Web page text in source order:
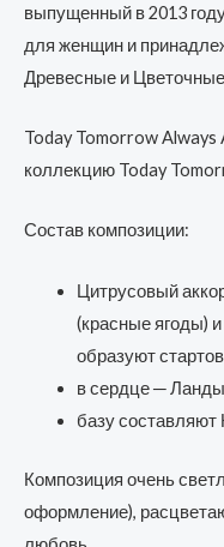
выпущенный в 2013
для женщин и
Древесные и
Today Tomorrow Always
коллекцию Today
Состав композиции:
Цитрусовый
(красные ягоды)
образуют
в сердце ─
базу
Композиция очень
оформление),